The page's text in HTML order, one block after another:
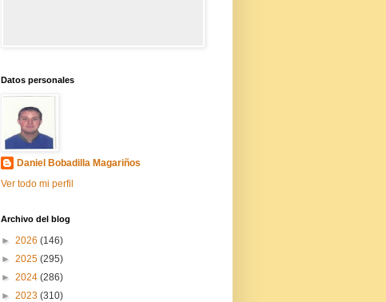
Datos personales
Daniel Bobadilla Magariños
Ver todo mi perfil
Archivo del blog
► 2026 (146)
► 2025 (295)
► 2024 (286)
► 2023 (310)